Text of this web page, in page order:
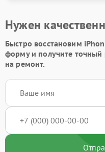
Нужен
Быстро восстановим
формуи получите точный
на ремонт.